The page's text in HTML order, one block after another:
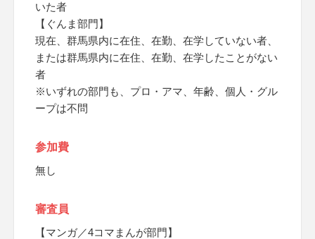
いた者
【ぐんま部門】
現在、群馬県内に在住、在勤、在学していない者、
または群馬県内に在住、在勤、在学したことがない
者
※いずれの部門も、プロ・アマ、年齢、個人・グル
ープは不問
参加費
無し
審査員
【マンガ／4コマまんが部門】